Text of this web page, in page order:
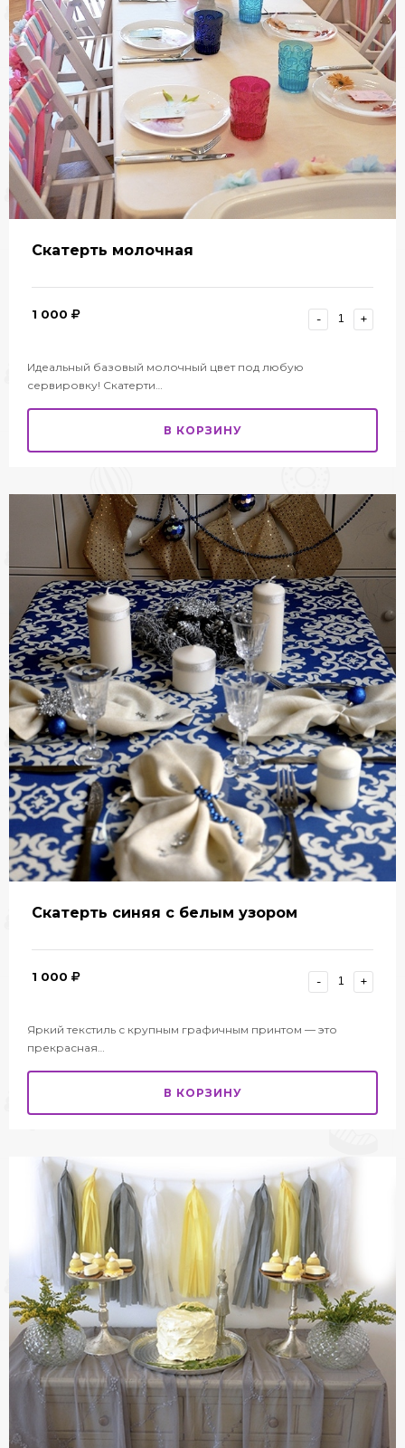
Скатерть молочная
1 000 - +
Идеальный базовый молочный цвет под любую
сервировку! Скатерти…
В КОРЗИНУ
Скатерть синяя с белым узором
1 000 - +
Яркий текстиль с крупным графичным принтом — это
прекрасная…
В КОРЗИНУ